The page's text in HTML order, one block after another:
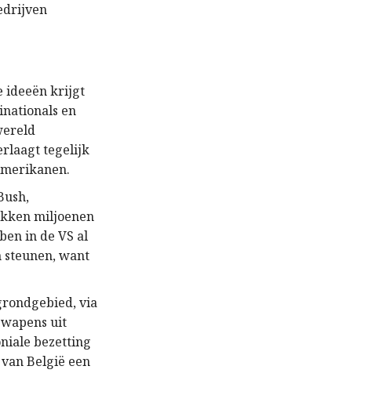
ideeën krijgt
en
tegelijk
miljoenen
in de VS al
want
via
uit
bezetting
België een